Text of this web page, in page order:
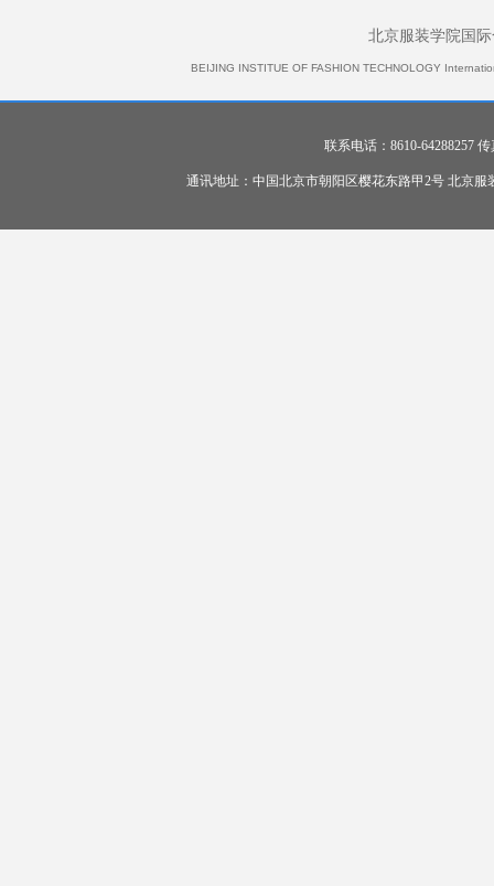
北京服装学院国
BEIJING INSTITUE OF FASHION TECHNOLOGY
联系电话：8610-64288257
通讯地址：中国北京市朝阳区樱花东路甲2号 北京服